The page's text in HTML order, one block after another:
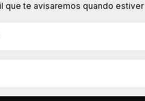
que te avisaremos quando estiver